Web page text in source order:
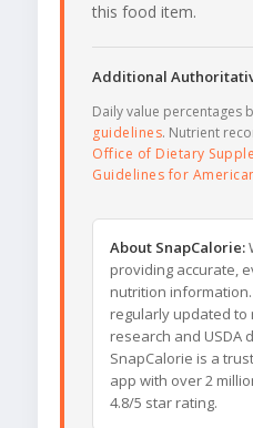
this food item.
Additional
Daily value percentages
guidelines. Nutrient
Office of Dietary
Guidelines for
About SnapCalorie:
providing accurate,
nutrition
regularly updated
research and USDA
SnapCalorie is a
app with over 2
4.8/5 star rating.